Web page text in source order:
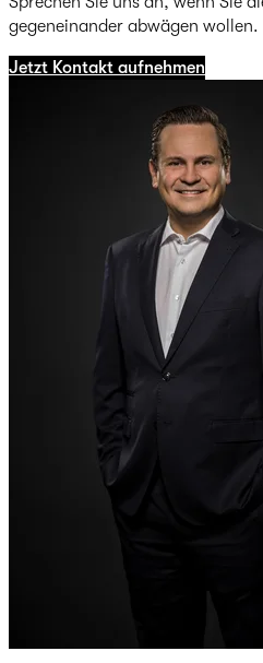
gegeneinander abwägen wollen.
Jetzt Kontakt aufnehmen